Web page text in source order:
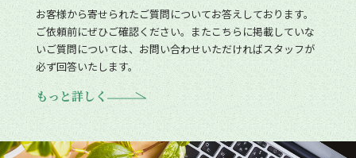
お客様から寄せられたご質問についてお答えしております。
ご依頼前にぜひご確認ください。またこちらに掲載していな
いご質問については、お問い合わせいただければスタッフが
必ず回答いたします。
もっと詳しく